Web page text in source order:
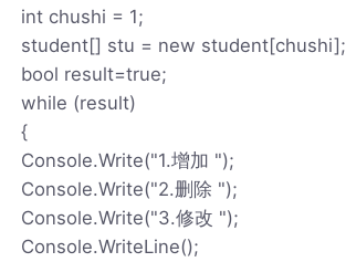
int chushi = 1;
student[] stu = new student[chushi];
bool result=true;
while (result)
{
Console.Write("1.增加 ");
Console.Write("2.删除 ");
Console.Write("3.修改 ");
Console.WriteLine();